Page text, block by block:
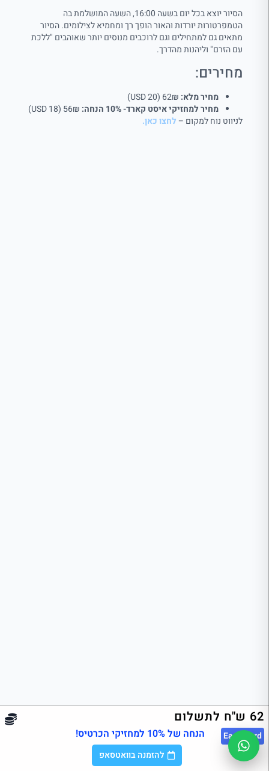
הסיור יוצא בכל יום בשעה 16:00, השעה המושלמת בה
הטמפרטורות יורדות והאור הופך רך ומחמיא לצילומים. הסיור
מתאים גם למתחילים וגם לרוכבים מנוסים יותר שאוהבים "ללכת
עם הזרם" וליהנות מהדרך.
מחירים:
מחיר מלא:
מחיר למחזיקי איסט קארד- 10% הנחה:
לניווט נוח למקום – לחצו כאן.
62 ש"ח לתשלום
East Card הנחה של 10% למחזיקי הכרטיס!
להזמנה בוואטסאפ